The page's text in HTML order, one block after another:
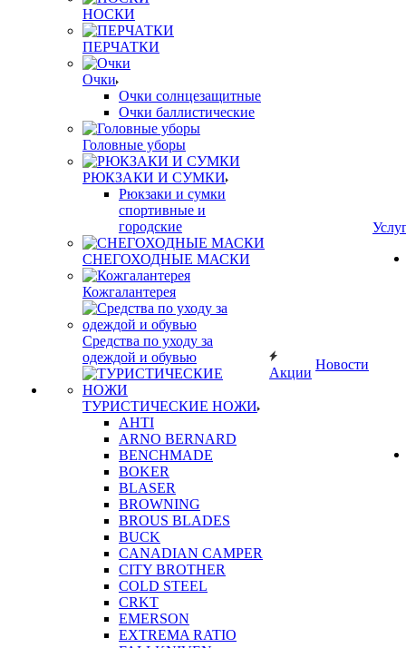
НОСКИ
ПЕРЧАТКИ
Очки
Очки солнцезащитные
Очки баллистические
Головные уборы
РЮКЗАКИ И СУМКИ
Рюкзаки и сумки
спортивные и
городские
СНЕГОХОДНЫЕ МАСКИ
Кожгалантерея
Средства по уходу за
одеждой и обувью
ТУРИСТИЧЕСКИЕ НОЖИ
AHTI
ARNO BERNARD
BENCHMADE
BOKER
BLASER
BROWNING
BROUS BLADES
BUCK
CANADIAN CAMPER
CITY BROTHER
COLD STEEL
CRKT
EMERSON
EXTREMA RATIO
Акции
Новости